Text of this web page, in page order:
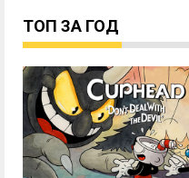
ТОП ЗА ГОД